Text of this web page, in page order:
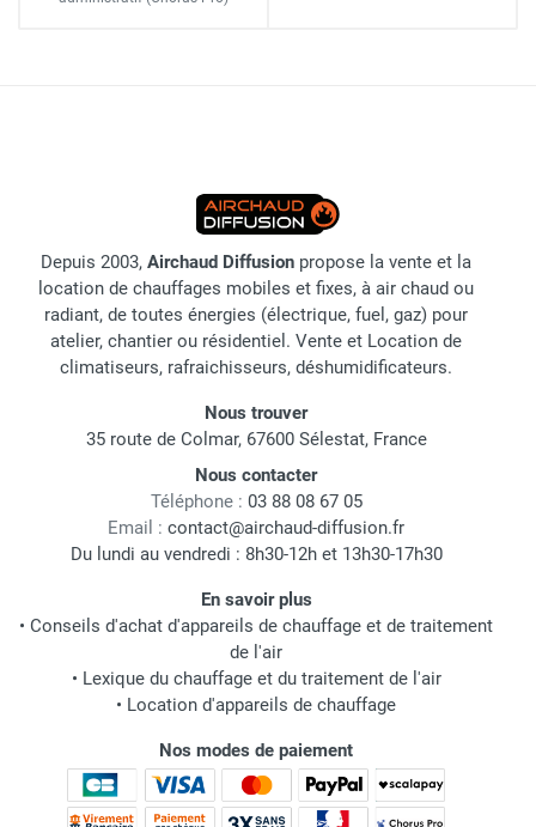
Depuis 2003, Airchaud Diffusion propose la vente et la
location de chauffages mobiles et fixes, à air chaud ou
radiant, de toutes énergies (électrique, fuel, gaz) pour
atelier, chantier ou résidentiel. Vente et Location de
climatiseurs, rafraichisseurs, déshumidificateurs.
Nous trouver
35 route de Colmar, 67600 Sélestat, France
Nous contacter
Téléphone : 03 88 08 67 05
Email : contact@airchaud-diffusion.fr
Du lundi au vendredi : 8h30-12h et 13h30-17h30
En savoir plus
• Conseils d'achat d'appareils de chauffage et de traitement
de l'air
• Lexique du chauffage et du traitement de l'air
• Location d'appareils de chauffage
Nos modes de paiement